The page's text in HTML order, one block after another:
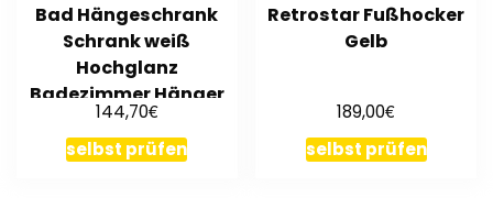
Bad Hängeschrank
Schrank weiß
Hochglanz
Badezimmer Hänger
breit 2 Türen 80 cm
Amanda
144,70€
selbst prüfen
Retrostar Fußhocker
Gelb
189,00€
selbst prüfen